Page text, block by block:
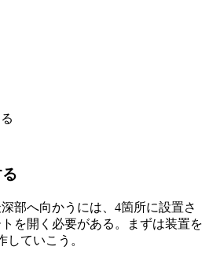
部へ向かうには、4箇所に設置さ
を開く必要がある。まずは装置を
していこう。